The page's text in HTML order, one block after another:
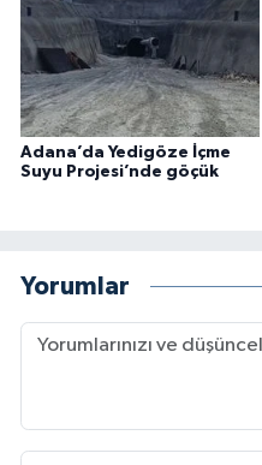
Adana’da Yedigöze İçme
Suyu Projesi’nde göçük
Yorumlar